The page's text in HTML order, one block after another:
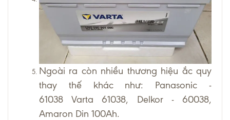
Ngoài ra còn nhiều thương hiệu ắc quy
thay thế khác như: Panasonic -
61038 Varta 61038, Delkor - 60038,
Amaron Din 100Ah.